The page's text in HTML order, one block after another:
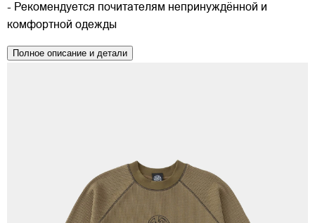
- Рекомендуется почитателям непринуждённой и
комфортной одежды
Полное описание и детали